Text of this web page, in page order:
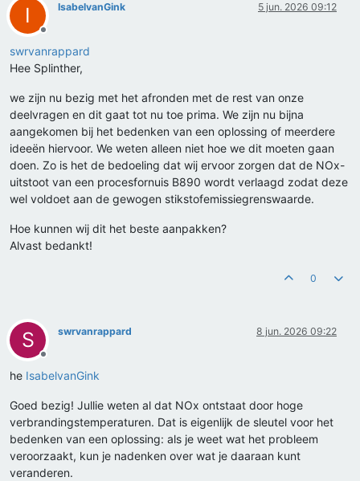
I
Offline
IsabelvanGink 5 jun. 2026 09:12
swrvanrappard
Hee Splinther,
we zijn nu bezig met het afronden met de rest van onze
deelvragen en dit gaat tot nu toe prima. We zijn nu bijna
aangekomen bij het bedenken van een oplossing of meerdere
ideeën hiervoor. We weten alleen niet hoe we dit moeten gaan
doen. Zo is het de bedoeling dat wij ervoor zorgen dat de NOx-
uitstoot van een procesfornuis B890 wordt verlaagd zodat deze
wel voldoet aan de gewogen stikstofemissiegrenswaarde.
Hoe kunnen wij dit het beste aanpakken?
Alvast bedankt!
0
S
Offline
swrvanrappard 8 jun. 2026 09:22
he IsabelvanGink
Goed bezig! Jullie weten al dat NOx ontstaat door hoge
verbrandingstemperaturen. Dat is eigenlijk de sleutel voor het
bedenken van een oplossing: als je weet wat het probleem
veroorzaakt, kun je nadenken over wat je daaraan kunt
veranderen.